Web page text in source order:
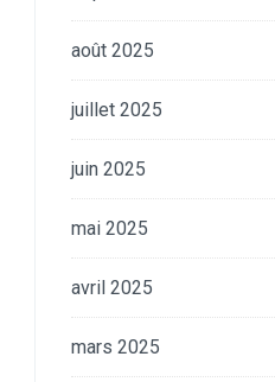
août 2025
juillet 2025
juin 2025
mai 2025
avril 2025
mars 2025